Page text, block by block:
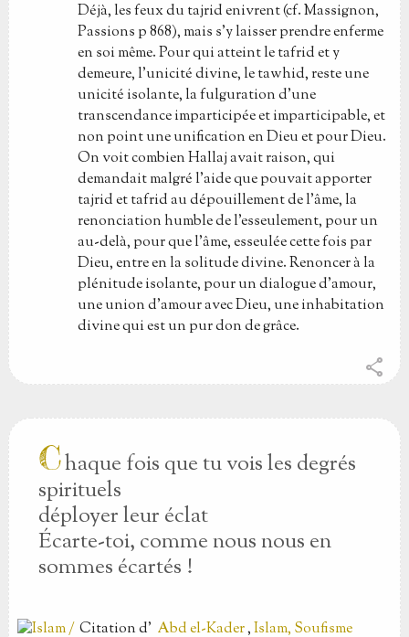
Déjà, les feux du tajrid enivrent (cf. Massignon,
Passions p 868), mais s'y laisser prendre enferme
en soi même. Pour qui atteint le tafrid et y
demeure, l'unicité divine, le tawhid, reste une
unicité isolante, la fulguration d'une
transcendance imparticipée et imparticipable, et
non point une unification en Dieu et pour Dieu.
On voit combien Hallaj avait raison, qui
demandait malgré l'aide que pouvait apporter
tajrid et tafrid au dépouillement de l'âme, la
renonciation humble de l'esseulement, pour un
au-delà, pour que l'âme, esseulée cette fois par
Dieu, entre en la solitude divine. Renoncer à la
plénitude isolante, pour un dialogue d'amour,
une union d'amour avec Dieu, une inhabitation
divine qui est un pur don de grâce.
share
Chaque fois que tu vois les degrés
spirituels
déployer leur éclat
Écarte-toi, comme nous nous en
sommes écartés !
Citationd' Abd el-Kader,Islam, Soufisme